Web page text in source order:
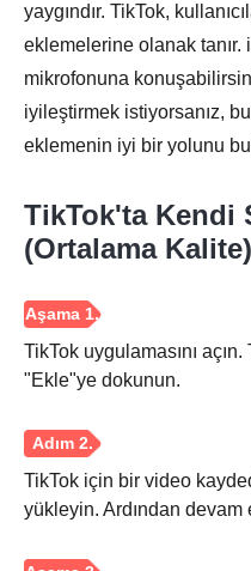
yaygındır. TikTok,
eklemelerine olanak
mikrofonuna
iyileştirmek istiyorsanız,
eklemenin iyi bir yolunu
TikTok'ta Kendi
(Ortalama Kalite)
TikTok uygulamasını açın.
"Ekle"ye dokunun.
TikTok için bir video
yükleyin. Ardından